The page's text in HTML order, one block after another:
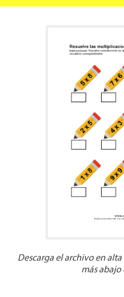
Descarga el archivo en
más abajo